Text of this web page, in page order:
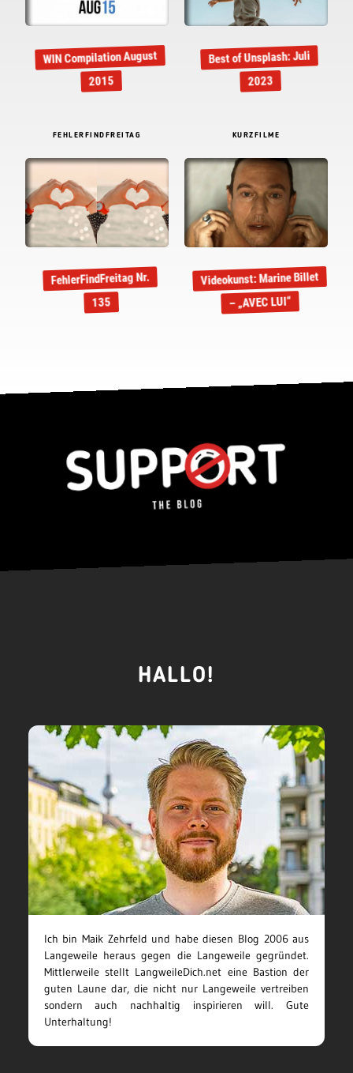
WIN Compilation August
2015
Best of Unsplash: Juli
2023
FEHLERFINDFREITAG
FehlerFindFreitag Nr.
135
KURZFILME
Videokunst: Marine Billet
– „AVEC LUI“
HALLO!
Ich bin Maik Zehrfeld und habe diesen Blog 2006 aus
Langeweile heraus gegen die Langeweile gegründet.
Mittlerweile stellt LangweileDich.net eine Bastion der
guten Laune dar, die nicht nur Langeweile vertreiben
sondern auch nachhaltig inspirieren will. Gute
Unterhaltung!